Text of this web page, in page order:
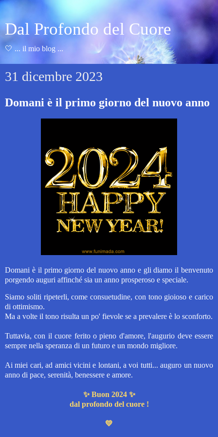
Dal Profondo del Cuore
🤍 ... il mio blog ...
31 dicembre 2023
Domani è il primo giorno del nuovo anno
Domani è il primo giorno del nuovo anno e gli diamo il benvenuto
porgendo auguri affinché sia un anno prosperoso e speciale.
Siamo soliti ripeterli, come consuetudine, con tono gioioso e carico
di ottimismo.
Ma a volte il tono risulta un po' fievole se a prevalere è lo sconforto.
Tuttavia, con il cuore ferito o pieno d'amore, l'augurio deve essere
sempre nella speranza di un futuro e un mondo migliore.
Ai miei cari, ad amici vicini e lontani, a voi tutti... auguro un nuovo
anno di pace, serenità, benessere e amore.
✨️Buon 2024 ✨️
dal profondo del cuore !
💛